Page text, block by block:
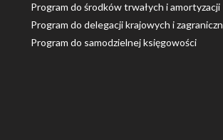
Program do środków trwałych i amortyzacji
Program do delegacji krajowych i
Program do samodzielnej księgowości